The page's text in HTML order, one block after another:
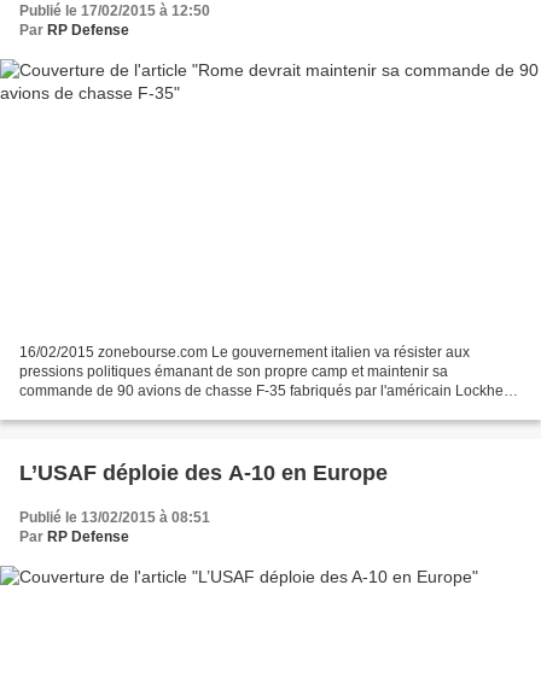
Publié le 17/02/2015 à 12:50
Par RP Defense
16/02/2015 zonebourse.com Le gouvernement italien va résister aux
pressions politiques émanant de son propre camp et maintenir sa
commande de 90 avions de chasse F-35 fabriqués par l'américain Lockheed
L’USAF déploie des A-10 en Europe
Publié le 13/02/2015 à 08:51
Par RP Defense